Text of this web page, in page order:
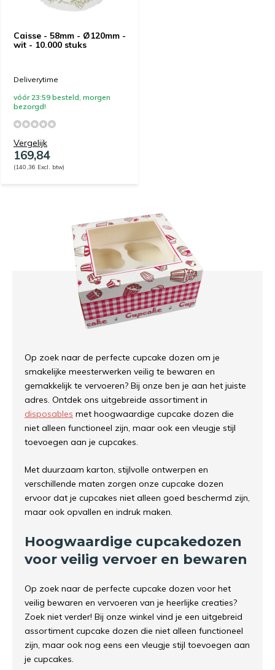
Caisse - 58mm - Ø120mm -
wit - 10.000 stuks
Deliverytime
vóór 23:59 besteld, morgen
bezorgd!
Vergelijk
169,84
(140,36 Excl. btw)
Op zoek naar de perfecte cupcake dozen om je
smakelijke meesterwerken veilig te bewaren en
gemakkelijk te vervoeren? Bij onze ben je aan het juiste
adres. Ontdek ons uitgebreide assortiment in
disposables met hoogwaardige cupcake dozen die
niet alleen functioneel zijn, maar ook een vleugje stijl
toevoegen aan je cupcakes.
Met duurzaam karton, stijlvolle ontwerpen en
verschillende maten zorgen onze cupcake dozen
ervoor dat je cupcakes niet alleen goed beschermd zijn,
maar ook opvallen en indruk maken.
Hoogwaardige cupcakedozen
voor veilig vervoer en bewaren
Op zoek naar de perfecte cupcake dozen voor het
veilig bewaren en vervoeren van je heerlijke creaties?
Zoek niet verder! Bij onze winkel vind je een uitgebreid
assortiment cupcake dozen die niet alleen functioneel
zijn, maar ook nog eens een vleugje stijl toevoegen aan
je cupcakes.